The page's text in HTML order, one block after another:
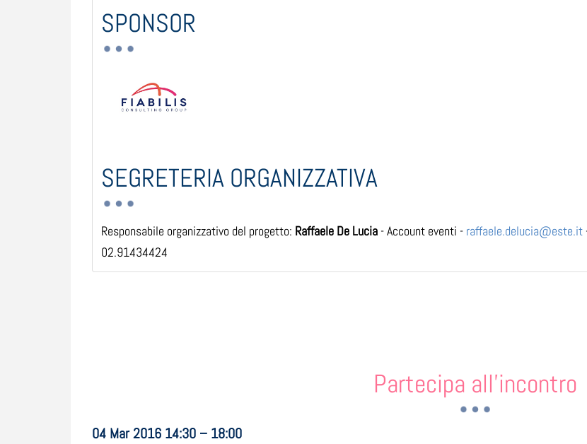
SPONSOR
SEGRETERIA ORGANIZZATIVA
Responsabile organizzativo del progetto: Raffaele De Lucia - Account eventi - raffaele.delucia@este.it
02.91434424
Partecipa all'incontro
04 Mar 2016 14:30 – 18:00